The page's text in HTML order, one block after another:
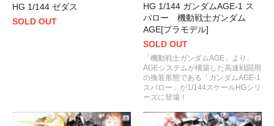
HG 1/144 ゼダス
SOLD OUT
HG 1/144 ガンダムAGE-1 ス
パロー 機動戦士ガンダム
AGE[プラモデル]
SOLD OUT
「機動戦士ガンダムAGE」より、
AGEシステムが構築した高速戦闘用
の換装形態である「ガンダムAGE-1
スパロー」が1/144スケールHGシリ
ーズに登場！